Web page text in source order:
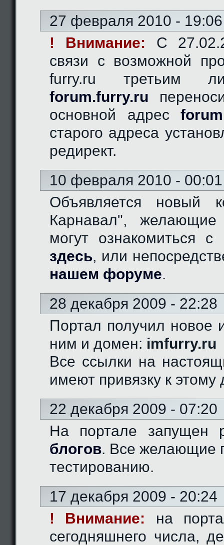
27 февраля 2010 - 19:06
! Внимание: C
связи с возможной
furry.ru третьим
forum.furry.ru
основной адрес
старого адреса
редирект.
10 февраля 2010 - 00:01
Объявляется новый
Карнавал", желающие
могут ознакомиться с
здесь, или
нашем форуме.
28 декабря 2009 - 22:28
Портал получил новое
ним и домен: imfurry.ru
Все ссылки на
имеют привязку к этому
22 декабря 2009 - 07:20
На портале запущен
блогов. Все желающие
тестированию.
17 декабря 2009 - 20:24
! Внимание: на
сегодняшнего числа,